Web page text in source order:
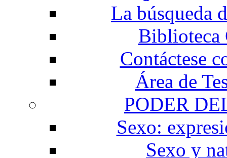
La búsqueda
Biblioteca
Contáctese
Área de
PODER
Sexo:
Sexo y